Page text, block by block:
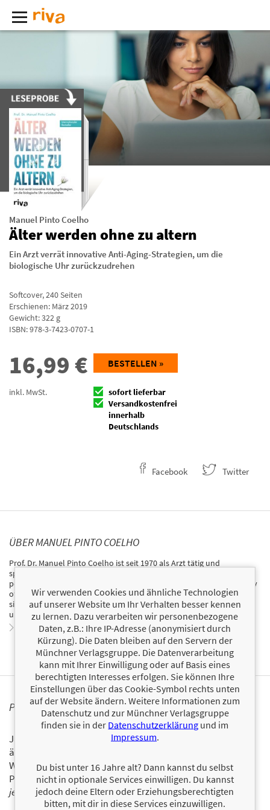
Manuel Pinto Coelho
Älter werden ohne zu altern
Ein Arzt verrät innovative Anti-Aging-Strategien, um die
biologische Uhr zurückzudrehen
Softcover,240Seiten
Erschienen: März 2019
Gewicht: 322 g
ISBN:978-3-7423-0707-1
16,99 €
inkl. MwSt.
BESTELLEN »
sofort lieferbar
Versandkostenfrei
innerhalb
Deutschlands
Facebook Twitter
ÜBER MANUEL PINTO COELHO
Prof. Dr. Manuel Pinto Coelho ist seit 1970 als Arzt tätig und
spezialisierte sich 2010 auf Anti-Aging. Heute ist er der bekannteste
portugiesische Experte zu dem Thema und Mitglied der World Society
of Anti-Aging Medicine. Sein erstes Buch, das 2015 erschien, befindet
sich bereits in der 32. Auflage, wurde in mehrere Sprachen übersetzt
und über 80?000 Mal verkauft.
Zum Profil von Manuel Pinto Coelho
PERSONALISIERTE PRODUKTINFORMATIONEN
Ja, ich will über interessante Neuerscheinungen und
ähnliche Produkte informiert werden.
Wir halten Sie per E-Mail auf dem aktuellen Stand über das
Programm der Münchner Verlagsgruppe.Tragen Sie sich
jetzt ein!
Wir verwenden Cookies und ähnliche Technologien
auf unserer Website um Ihr Verhalten besser kennen
zu lernen. Dazu verarbeiten wir personenbezogene
Daten, z.B.: Ihre IP-Adresse (anonymisiert durch
Kürzung). Die Daten bleiben auf den Servern der
Münchner Verlagsgruppe. Die Datenverarbeitung
kann mit Ihrer Einwilligung oder auf Basis eines
berechtigten Interesses erfolgen. Sie können Ihre
Einstellungen über das Cookie-Symbol rechts unten
auf der Website ändern. Weitere Informationen zum
Datenschutz und zur Münchner Verlagsgruppe
finden sie in der Datenschutzerklärung und im
Impressum.
Du bist unter 16 Jahre alt? Dann kannst du selbst
nicht in optionale Services einwilligen. Du kannst
jedoch deine Eltern oder Erziehungsberechtigten
bitten, mit dir in diese Services einzuwilligen.